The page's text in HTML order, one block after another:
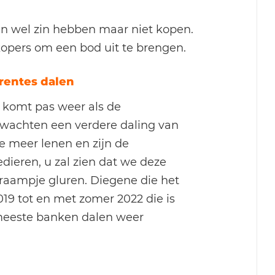
wel zin hebben maar niet kopen.
om een bod uit te brengen.
dalen
pas weer als de
een verdere daling van
meer lenen en zijn de
u zal zien dat we deze
gluren. Diegene die het
tot en met zomer 2022 die is
banken dalen weer